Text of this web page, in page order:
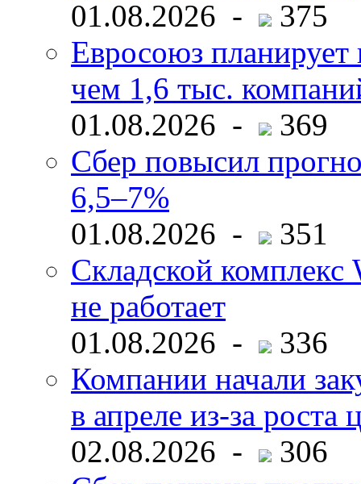
01.08.2026 -
375
Евросоюз планирует
чем 1,6 тыс.
01.08.2026 -
369
Сбер повысил
6,5–7%
01.08.2026 -
351
Складской комплекс
не работает
01.08.2026 -
336
Компании начали
в апреле из-за роста
02.08.2026 -
306